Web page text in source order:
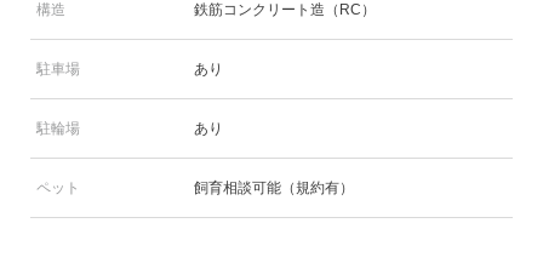
構造 鉄筋コンクリート造（RC）
駐車場 あり
駐輪場 あり
ペット 飼育相談可能（規約有）